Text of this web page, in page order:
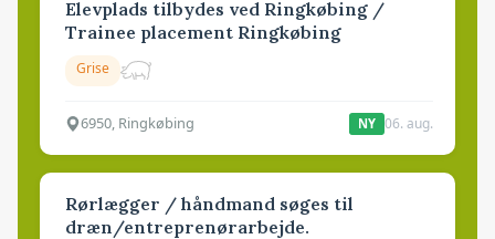
Elevplads tilbydes ved Ringkøbing /
Trainee placement Ringkøbing
Grise
6950, Ringkøbing NY 06. aug.
Rørlægger / håndmand søges til
dræn/entreprenørarbejde.